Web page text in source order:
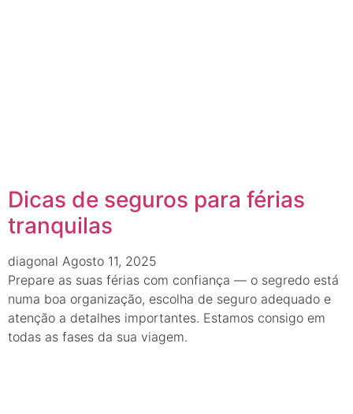
Dicas de seguros para férias
tranquilas
diagonal Agosto 11, 2025
Prepare as suas férias com confiança — o segredo está
numa boa organização, escolha de seguro adequado e
atenção a detalhes importantes. Estamos consigo em
todas as fases da sua viagem.